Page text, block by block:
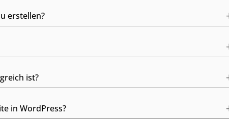
erstellen?
ist?
in WordPress?